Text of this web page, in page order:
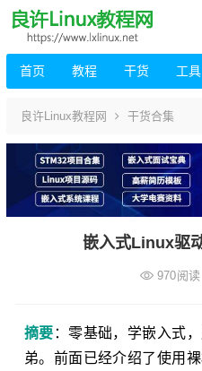
首页 教程 干货 工具
良许Linux教程网 干货合集
嵌入式Linux驱
970阅读
摘要 ：零基础，学嵌入式
弟。前面已经介绍了使用